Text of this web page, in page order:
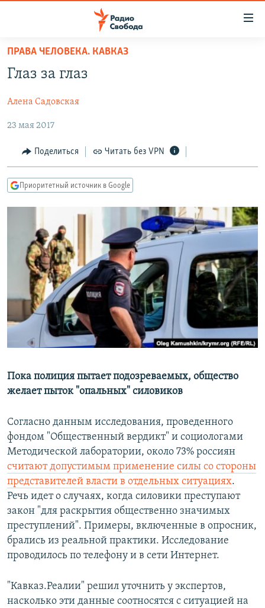
упрощенного
доступа
содержанию
Вернутся
главной
навигации
Вернутся
АВТОРСКИЕ ПРОЕКТЫ
ЦИТАТЫ СВОБОДЫ
МНЕНИЯ
КУЛЬТУРА
IDEL.РЕАЛИИ
КАВКАЗ.РЕАЛИИ
СЕВЕР.РЕАЛИИ
СИБИРЬ.РЕАЛИИ
РАСПИСАНИЕ ВЕЩАНИЯ
ПОДПИШИТЕСЬ НА РАССЫЛКУ
СОЦИАЛЬНЫЕ СЕТИ
ПРАВА ЧЕЛОВЕКА. КАВКАЗ
Глаз за глаз
Алена Садовская
23 мая 2017
Поделиться Читать без VPN
Приоритетный источник в Google
Пока полиция пытает подозреваемых, общество
желает пыток "опальных" силовиков
Согласно данным исследования, проведенного
фондом "Общественный вердикт" и социологами
Методической лаборатории, около 73% россиян
считают допустимым применение силы со стороны
представителей власти в отдельных ситуациях.
Речь идет о случаях, когда силовики преступают
закон "для раскрытия общественно значимых
преступлений". Примеры, включенные в опросник,
брались из реальной практики. Исследование
проводилось по телефону и в сети Интернет.
"Кавказ.Реалии" решил уточнить у экспертов,
насколько эти данные соотносятся с ситуацией на